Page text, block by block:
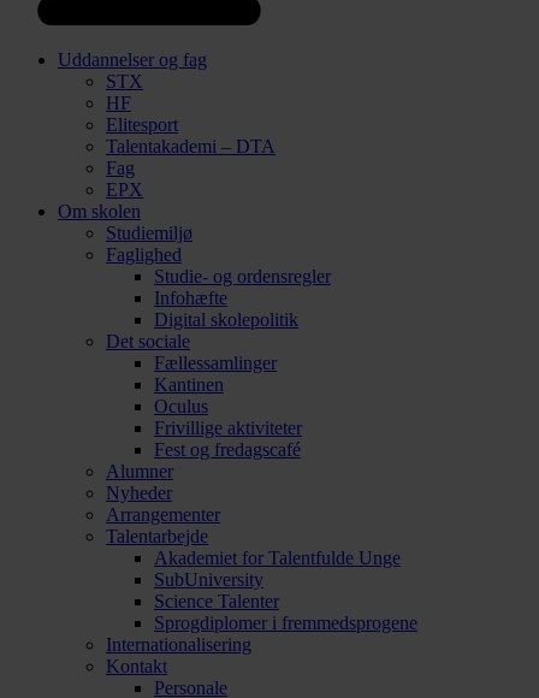
Uddannelser og fag
STX
HF
Elitesport
Talentakademi – DTA
Fag
EPX
Om skolen
Studiemiljø
Faglighed
Studie- og ordensregler
Infohæfte
Digital skolepolitik
Det sociale
Fællessamlinger
Kantinen
Oculus
Frivillige aktiviteter
Fest og fredagscafé
Alumner
Nyheder
Arrangementer
Talentarbejde
Akademiet for Talentfulde Unge
SubUniversity
Science Talenter
Sprogdiplomer i fremmedsprogene
Internationalisering
Kontakt
Personale